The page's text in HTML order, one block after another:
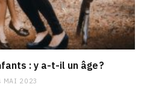
: y a-t-il un âge ?
MAI 2023